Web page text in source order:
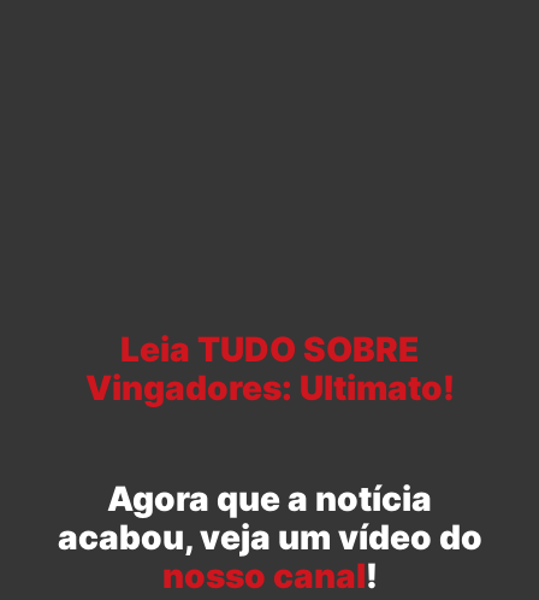
Leia TUDO SOBRE
Vingadores: Ultimato!
Agora que a notícia
acabou, veja um vídeo do
nosso canal!